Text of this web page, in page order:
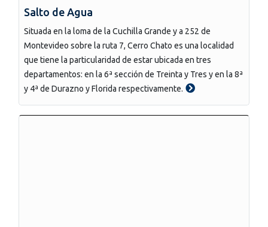
Salto de Agua
Situada en la loma de la Cuchilla Grande y a 252 de
Montevideo sobre la ruta 7, Cerro Chato es una localidad
que tiene la particularidad de estar ubicada en tres
departamentos: en la 6ª sección de Treinta y Tres y en la 8ª
y 4ª de Durazno y Florida respectivamente.